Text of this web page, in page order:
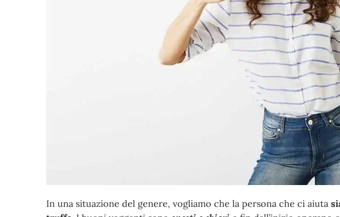
In una situazione del genere, vogliamo che la persona che ci aiuta